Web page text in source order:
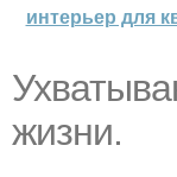
интерьер для
жизни.